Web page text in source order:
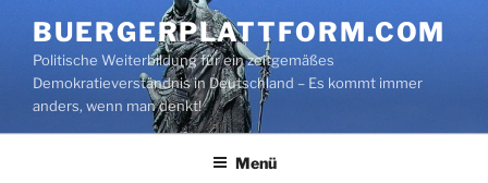
Inhalt
springen
BUERGERPLATTFORM.COM
Politische Weiterbildung für ein zeitgemäßes
Demokratieverständnis in Deutschland – Es kommt immer
anders, wenn man denkt!
Menü